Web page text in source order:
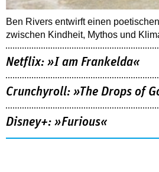
Ben Rivers entwirft einen
zwischen Kindheit, Mythos und
Netflix: »I am Frankelda«
Crunchyroll: »The Drops of
Disney+: »Furious«